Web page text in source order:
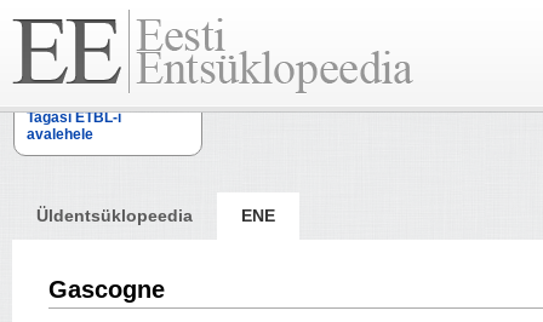
Tagasi ETBL-i
avalehele
Üldentsüklopeedia ENE
Gascogne